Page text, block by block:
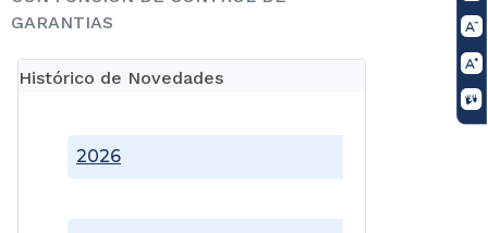
GARANTIAS
Histórico de Novedades
2026